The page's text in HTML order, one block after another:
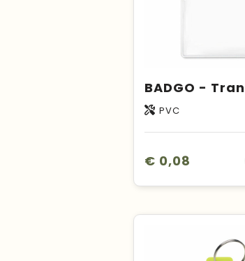
PVC
€ 0,08